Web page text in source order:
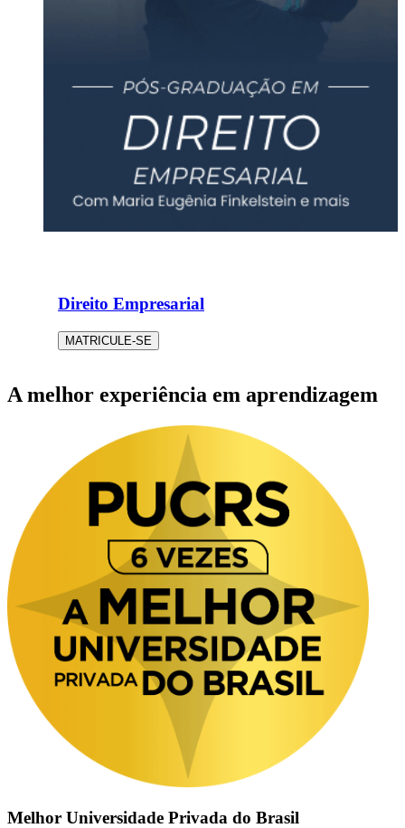
Direito Empresarial
MATRICULE-SE
A melhor experiência em aprendizagem
Melhor Universidade Privada do Brasil